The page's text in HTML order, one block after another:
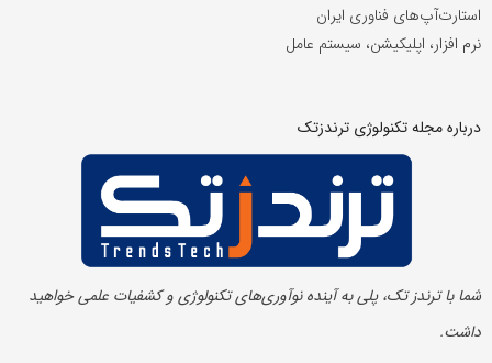
استارت‌آپ‌های فناوری ایران
نرم افزار، اپلیکیشن، سیستم عامل
درباره مجله تکنولوژی ترندزتک
شما با ترندز تک، پلی به آینده‌ نوآوری‌های تکنولوژی و کشفیات علمی خواهید
داشت.